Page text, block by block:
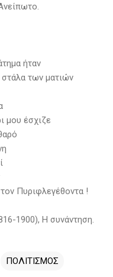
ήταν
των ματιών
μου έσχιζε
Πυριφλεγέθοντα !
1900), Η συνάντηση.
ΠΟΛΙΤΙΣΜΟΣ